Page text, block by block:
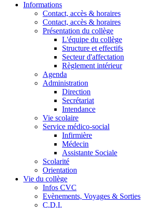
Informations
Contact, accès & horaires
Contact, accès & horaires
Présentation du collège
L'équipe du collège
Structure et effectifs
Secteur d'affectation
Règlement intérieur
Agenda
Administration
Direction
Secrétariat
Intendance
Vie scolaire
Service médico-social
Infirmière
Médecin
Assistante Sociale
Scolarité
Orientation
Vie du collège
Infos CVC
Evènements, Voyages & Sorties
C.D.I.